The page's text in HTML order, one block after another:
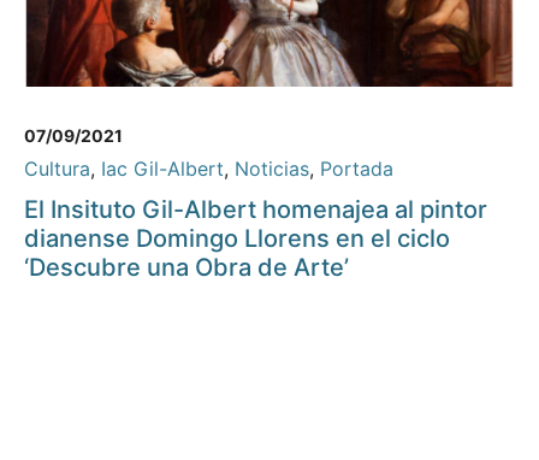
07/09/2021
Cultura, Iac Gil-Albert, Noticias, Portada
El Insituto Gil-Albert homenajea al pintor
dianense Domingo Llorens en el ciclo
‘Descubre una Obra de Arte’